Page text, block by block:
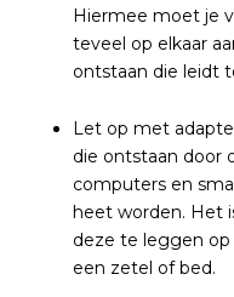
Hiermee moet je
teveel op elkaar
ontstaan die leidt
Let op met
die ontstaan door
computers en
heet worden. Het
deze te leggen op
een zetel of bed.